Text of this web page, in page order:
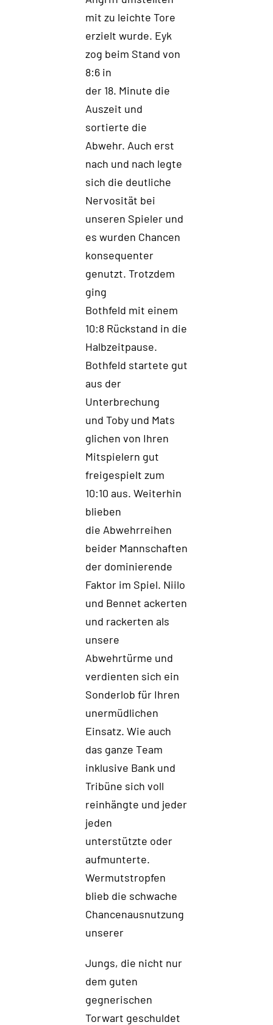
mit zu leichte Tore
erzielt wurde. Eyk
zog beim Stand von
8:6 in
der 18. Minute die
Auszeit und
sortierte die
Abwehr. Auch erst
nach und nach legte
sich die deutliche
Nervosität bei
unseren Spieler und
es wurden Chancen
konsequenter
genutzt. Trotzdem
ging
Bothfeld mit einem
10:8 Rückstand in die
Halbzeitpause.
Bothfeld startete gut
aus der
Unterbrechung
und Toby und Mats
glichen von Ihren
Mitspielern gut
freigespielt zum
10:10 aus. Weiterhin
blieben
die Abwehrreihen
beider Mannschaften
der dominierende
Faktor im Spiel. Niilo
und Bennet ackerten
und rackerten als
unsere
Abwehrtürme und
verdienten sich ein
Sonderlob für Ihren
unermüdlichen
Einsatz. Wie auch
das ganze Team
inklusive Bank und
Tribüne sich voll
reinhängte und jeder
jeden
unterstützte oder
aufmunterte.
Wermutstropfen
blieb die schwache
Chancenausnutzung
unserer
Jungs, die nicht nur
dem guten
gegnerischen
Torwart geschuldet